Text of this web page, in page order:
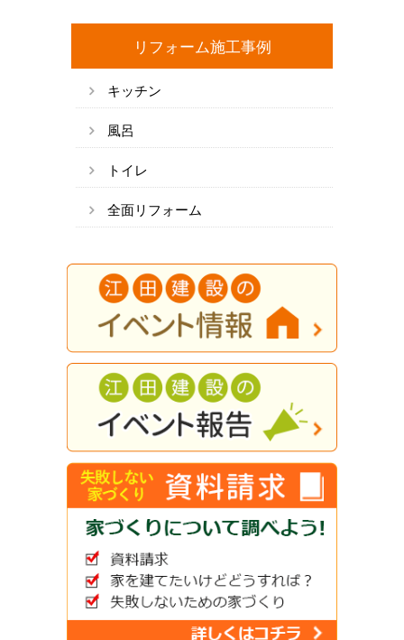
リフォーム施工事例
キッチン
風呂
トイレ
全面リフォーム